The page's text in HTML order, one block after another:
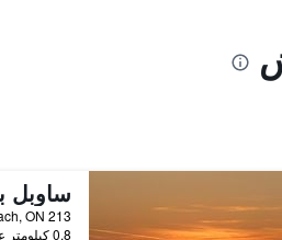
ساوبل
0.8 كيلومتر عن وسط المدينة